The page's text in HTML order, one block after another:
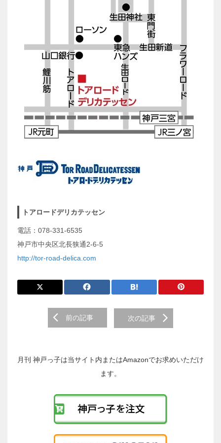
トアロードデリカテッセン
電話：078-331-6535
神戸市中央区北長狭通2-6-5
http://tor-road-delica.com
稿
前の記事 次の記事
月刊 神戸っ子は当サイト内またはAmazonでお求めいただけ
ます。